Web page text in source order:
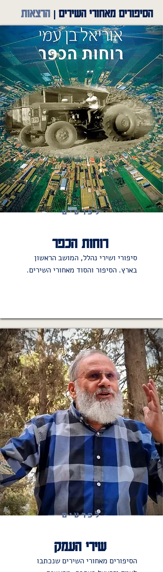
הסיפורים מאחורי השירים |הרצאות
לפרטים
רוחות הכפר
סיפורי ושירי נהלל, המושב הראשון
בארץ. הסיפור והסוד מאחורי השירים.
לפרטים
שירי העמק
הסיפורים מאחורי השירים שנכתבו